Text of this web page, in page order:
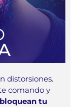
distorsiones.
comando y
tu